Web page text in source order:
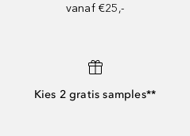
vanaf €25,-
Kies 2 gratis samples**